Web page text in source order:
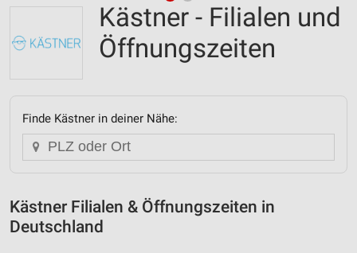
Kästner - Filialen und
Öffnungszeiten
Finde Kästner in deiner Nähe:
Kästner Filialen & Öffnungszeiten in
Deutschland